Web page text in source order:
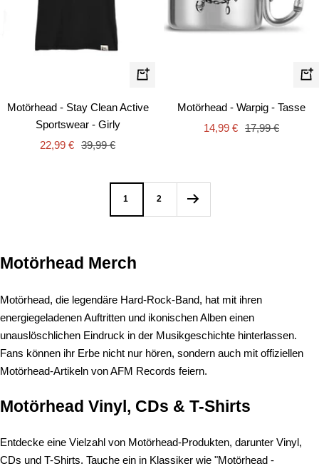
Schnellansicht
Motörhead - Stay Clean Active
Sportswear - Girly
Angebotspreis
22,99 € Regulärer
39,99 €
In
Motörhead - Warpig - Tasse
Angebotspreis
14,99 € Regulärer
17,99 €
1 2
Motörhead Merch
Motörhead, die legendäre Hard-Rock-Band, hat mit ihren
energiegeladenen Auftritten und ikonischen Alben einen
unauslöschlichen Eindruck in der Musikgeschichte hinterlassen.
Fans können ihr Erbe nicht nur hören, sondern auch mit offiziellen
Motörhead-Artikeln von AFM Records feiern.
Motörhead Vinyl, CDs & T-Shirts
Entdecke eine Vielzahl von Motörhead-Produkten, darunter Vinyl,
CDs und T-Shirts. Tauche ein in Klassiker wie "Motörhead -